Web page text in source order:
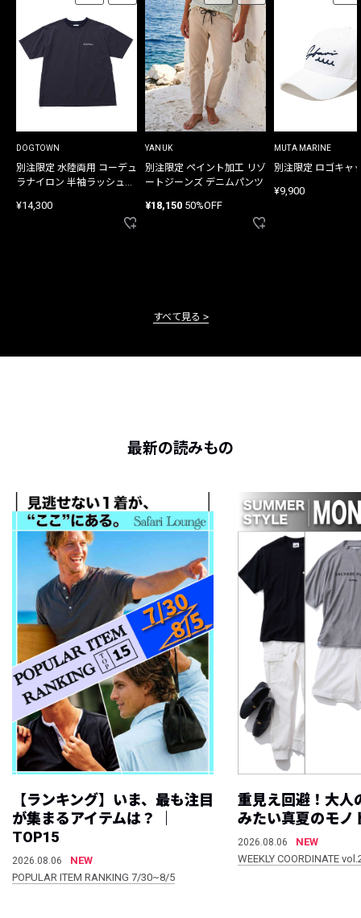
DOGTOWN
別注限定 水陸両用 コーデュ
ラナイロン 半袖ラッシュガ
¥14,300
YANUK
別注限定 ペイント加工 リゾ
ートジーンズ デニムパンツ
¥18,150 50%OFF
MUTA MARINE
別注限定 ロゴキャ
¥9,900
すべて見る
最新の読みもの
【ランキング】いま、最も注目
が集まるアイテムは？ ｜
TOP15
2026.08.06
NEW
POPULAR ITEM RANKING 7/30~8/5
重見え回避！大人
みたい真夏のモノ
2026.08.06
NEW
WEEKLY COORDINATE